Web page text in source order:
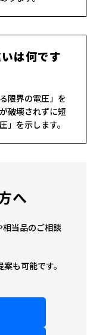
は何です
限界の電圧」を
破壊されずに短
」を示します。
へ
相当品のご相談
も可能です。